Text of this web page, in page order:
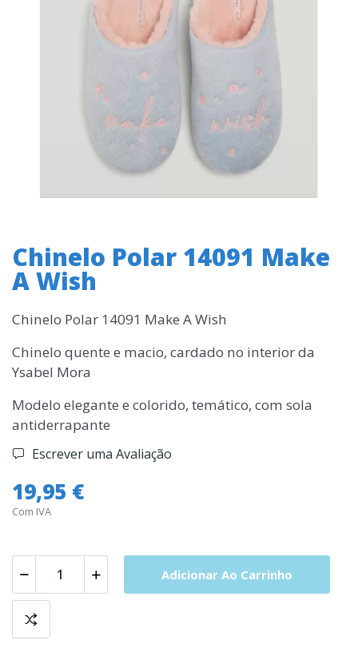
Chinelo Polar 14091 Make
A Wish
Chinelo Polar 14091 Make A Wish
Chinelo quente e macio, cardado no interior da
Ysabel Mora
Modelo elegante e colorido, temático, com sola
antiderrapante
Escrever uma Avaliação
19,95 €
Com IVA
Adicionar Ao Carrinho